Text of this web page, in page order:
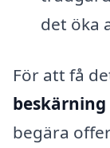
det öka
För att få
begära